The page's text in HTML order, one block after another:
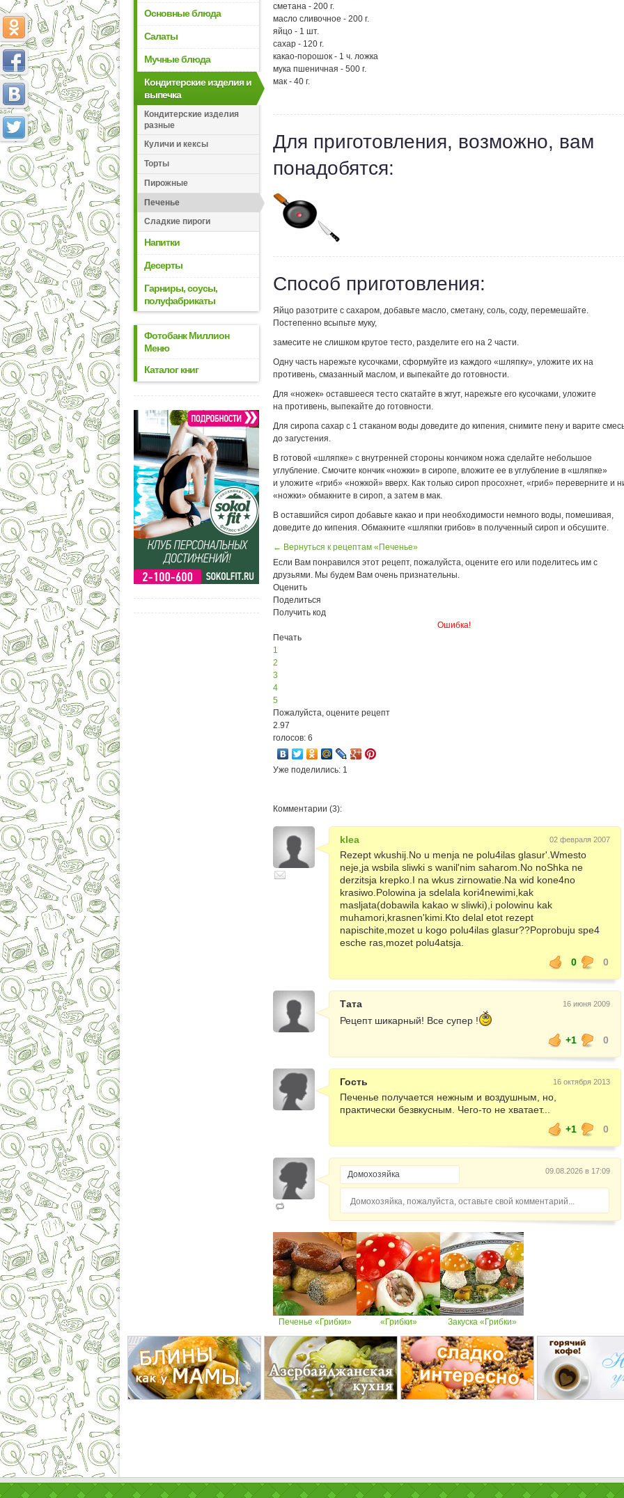
Основные блюда
Салаты
Мучные блюда
Кондитерские изделия и
выпечка
Кондитерские изделия
разные
Куличи и кексы
Торты
Пирожные
Печенье
Сладкие пироги
Напитки
Десерты
Гарниры, соусы,
полуфабрикаты
Фотобанк Миллион
Меню
Каталог книг
сметана - 200 г.
масло сливочное - 200 г.
яйцо - 1 шт.
сахар - 120 г.
какао-порошок - 1 ч. ложка
мука пшеничная - 500 г.
мак - 40 г.
Для приготовления, возможно, вам
понадобятся:
Способ приготовления:
Яйцо разотрите с сахаром, добавьте масло, сметану, соль, соду, перемешайте.
Постепенно всыпьте муку,
замесите не слишком крутое тесто, разделите его на 2 части.
Одну часть нарежьте кусочками, сформуйте из каждого «шляпку», уложите их на
противень, смазанный маслом, и выпекайте до готовности.
Для «ножек» оставшееся тесто скатайте в жгут, нарежьте его кусочками, уложите
на противень, выпекайте до готовности.
Для сиропа сахар с 1 стаканом воды доведите до кипения, снимите пену и варите
до загустения.
В готовой «шляпке» с внутренней стороны кончиком ножа сделайте небольшое
углубление. Смочите кончик «ножки» в сиропе, вложите ее в углубление в «шляпке»
и уложите «гриб» «ножкой» вверх. Как только сироп просохнет, «гриб» переверните и
«ножки» обмакните в сироп, а затем в мак.
В оставшийся сироп добавьте какао и при необходимости немного воды, помешивая,
доведите до кипения. Обмакните «шляпки грибов» в полученный сироп и обсушите.
← Вернуться к рецептам «Печенье»
Если Вам понравился этот рецепт, пожалуйста, оцените его или поделитесь им с
друзьями. Мы будем Вам очень признательны.
Оценить
Поделиться
Получить код
Ошибка!
Печать
1
2
3
4
5
Пожалуйста, оцените рецепт
2.97
голосов: 6
Уже поделились: 1
Комментарии (3):
klea 02 февраля 2007
Rezept wkushij.No u menja ne polu4ilas glasur'.Wmesto
neje,ja wsbila sliwki s wanil'nim saharom.No noShka ne
derzitsja krepko.I na wkus zirnowatie.Na wid kone4no
krasiwo.Polowina ja sdelala kori4newimi,kak
masljata(dobawila kakao w sliwki),i polowinu kak
muhamori,krasnen'kimi.Kto delal etot rezept
napischite,mozet u kogo polu4ilas glasur??Poprobuju spe4
esche ras,mozet polu4atsja.
0
0
Тата 16 июня 2009
Рецепт шикарный! Все супер !
+1
0
Гость 16 октября 2013
Печенье получается нежным и воздушным, но,
практически безвкусным. Чего-то не хватает...
+1
0
09.08.2026 в 17:09
Домохозяйка, пожалуйста, оставьте свой комментарий...
Печенье «Грибки» «Грибки» Закуска «Грибки»